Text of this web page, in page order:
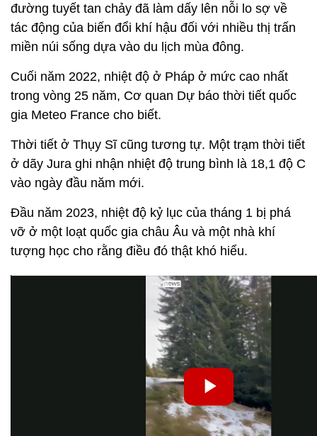
đường tuyết tan chảy đã làm dấy lên nỗi lo sợ về
tác động của biến đổi khí hậu đối với nhiều thị trấn
miền núi sống dựa vào du lịch mùa đông.
Cuối năm 2022, nhiệt độ ở Pháp ở mức cao nhất
trong vòng 25 năm, Cơ quan Dự báo thời tiết quốc
gia Meteo France cho biết.
Thời tiết ở Thụy Sĩ cũng tương tự. Một trạm thời tiết
ở dãy Jura ghi nhận nhiệt độ trung bình là 18,1 độ C
vào ngày đầu năm mới.
Đầu năm 2023, nhiệt độ kỷ lục của tháng 1 bị phá
vỡ ở một loạt quốc gia châu Âu và một nhà khí
tượng học cho rằng điều đó thật khó hiểu.